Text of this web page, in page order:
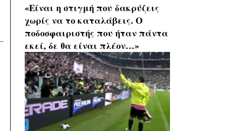
«Είναι η στιγμή που δακρύζεις
χωρίς να το καταλάβεις. Ο
ποδοσφαιριστής που ήταν πάντα
εκεί, δε θα είναι πλέον…»